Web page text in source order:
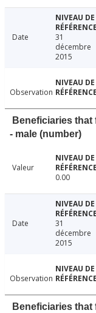
Date
31
décembre
2015
Observation
Beneficiaries
- male (number)
Valeur
0.00
Date
31
décembre
2015
Observation
Beneficiaries